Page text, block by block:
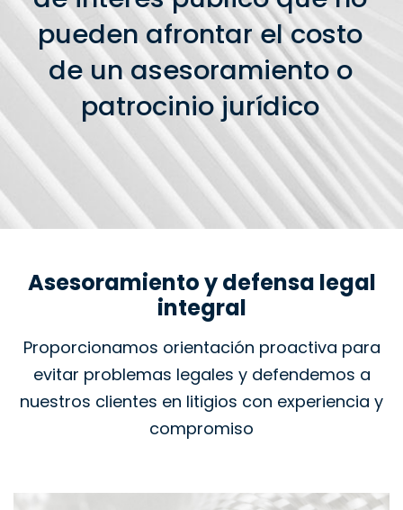
pueden afrontar el costo
de un asesoramiento o
patrocinio jurídico
Asesoramiento y defensa legal
integral
Proporcionamos orientación proactiva para
evitar problemas legales y defendemos a
nuestros clientes en litigios con experiencia y
compromiso